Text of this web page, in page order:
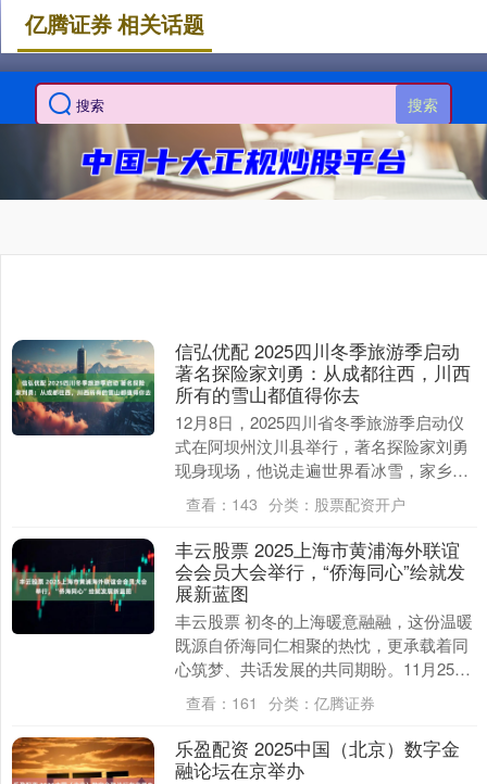
搜索
亿腾证券 相关话题
信弘优配 2025四川冬季旅游季启动
著名探险家刘勇：从成都往西，川西
所有的雪山都值得你去
12月8日，2025四川省冬季旅游季启动仪
式在阿坝州汶川县举行，著名探险家刘勇
现身现场，他说走遍世界看冰雪，家乡的
最带劲，四川的大山造就了他的性格，每
次环游世界....
查看： 143 分类： 股票配资开户
丰云股票 2025上海市黄浦海外联谊
会会员大会举行，“侨海同心”绘就发
展新蓝图
丰云股票 初冬的上海暖意融融，这份温暖
既源自侨海同仁相聚的热忱，更承载着同
心筑梦、共话发展的共同期盼。11月25
日，2025上海市黄浦海外联谊会会员大会
举行。会....
查看： 161 分类： 亿腾证券
乐盈配资 2025中国（北京）数字金
融论坛在京举办